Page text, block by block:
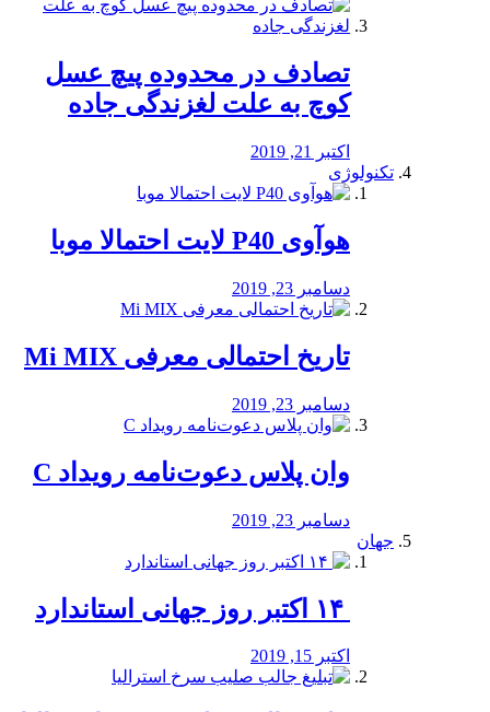
تصادف در محدوده پیچ عسل
کوچ به علت لغزندگی جاده
اکتبر 21, 2019
تکنولوژی
هوآوی P40 لایت احتمالا موبا
دسامبر 23, 2019
تاریخ احتمالی معرفی Mi MIX
دسامبر 23, 2019
وان پلاس دعوت‌نامه رویداد C
دسامبر 23, 2019
جهان
اکتبر 15, 2019